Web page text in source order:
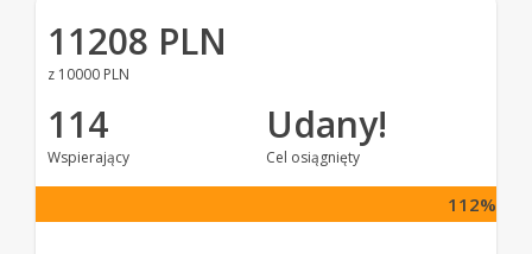
11208 PLN
z 10000 PLN
114
Wspierający
Udany!
Cel osiągnięty
112%